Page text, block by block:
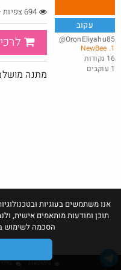
באג? רק לפריים - משלוח חינם
אנו משתמשים בעוגיות
תוכן ומודעות מותאמים אישית,
הסכמה לשימוש
עקוב
@OronEliyahu85
1. NewBee
16 נקודות
1 עוקבים
מתנה